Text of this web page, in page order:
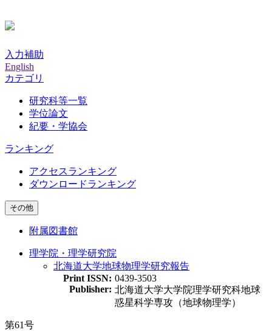
入力補助
English
カテゴリ
研究科等一覧
学位論文
紀要・学協会
ランキング
アクセスランキング
ダウンロードランキング
その他
附属図書館
理学院・理学研究院
北海道大学地球物理学研究報告
Print ISSN: 0439-3503
Publisher: 北海道大学大学院理学研究科地球
惑星科学専攻（地球物理学）
第61号